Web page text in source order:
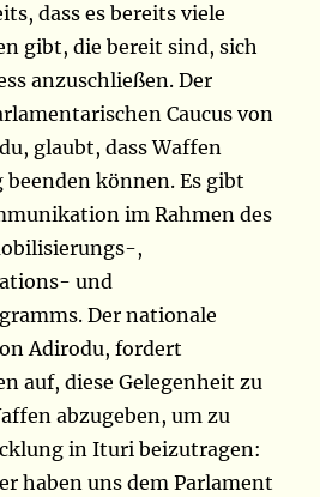
dass es bereits viele
gibt, die bereit sind, sich
anzuschließen. Der
Caucus von
glaubt, dass Waffen
können. Es gibt
im Rahmen des
,
und
Der nationale
Adirodu, fordert
auf, diese Gelegenheit zu
abzugeben, um zu
in Ituri beizutragen:
haben uns dem Parlament